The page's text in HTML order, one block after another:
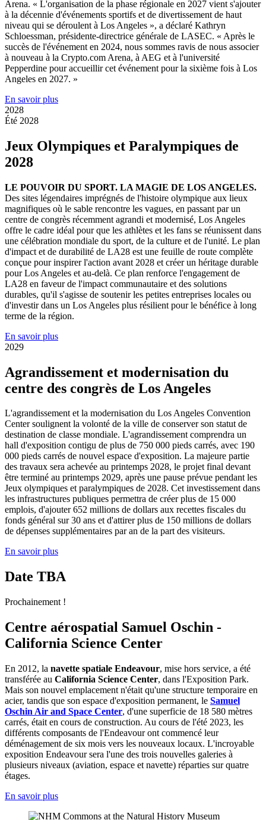
Arena. « L'organisation de la phase régionale en 2027 vient s'ajouter
à la décennie d'événements sportifs et de divertissement de haut
niveau qui se déroulent à Los Angeles », a déclaré Kathryn
Schloessman, présidente-directrice générale de LASEC. « Après le
succès de l'événement en 2024, nous sommes ravis de nous associer
à nouveau à la Crypto.com Arena, à AEG et à l'université
Pepperdine pour accueillir cet événement pour la sixième fois à Los
Angeles en 2027. »
En savoir plus
2028
Été 2028
Jeux Olympiques et Paralympiques de
2028
LE POUVOIR DU SPORT. LA MAGIE DE LOS ANGELES.
Des sites légendaires imprégnés de l'histoire olympique aux lieux
magnifiques où le sable rencontre les vagues, en passant par un
centre de congrès récemment agrandi et modernisé, Los Angeles
offre le cadre idéal pour que les athlètes et les fans se réunissent dans
une célébration mondiale du sport, de la culture et de l'unité. Le plan
d'impact et de durabilité de LA28 est une feuille de route complète
conçue pour inspirer l'action avant 2028 et créer un héritage durable
pour Los Angeles et au-delà. Ce plan renforce l'engagement de
LA28 en faveur de l'impact communautaire et des solutions
durables, qu'il s'agisse de soutenir les petites entreprises locales ou
d'investir dans un Los Angeles plus résilient pour le bénéfice à long
terme de la région.
En savoir plus
2029
Agrandissement et modernisation du
centre des congrès de Los Angeles
L'agrandissement et la modernisation du Los Angeles Convention
Center soulignent la volonté de la ville de conserver son statut de
destination de classe mondiale. L'agrandissement comprendra un
hall d'exposition contigu de plus de 750 000 pieds carrés, avec 190
000 pieds carrés de nouvel espace d'exposition. La majeure partie
des travaux sera achevée au printemps 2028, le projet final devant
être terminé au printemps 2029, après une pause prévue pendant les
Jeux olympiques et paralympiques de 2028. Cet investissement dans
les infrastructures publiques permettra de créer plus de 15 000
emplois, d'ajouter 652 millions de dollars aux recettes fiscales du
fonds général sur 30 ans et d'attirer plus de 150 millions de dollars
de dépenses supplémentaires par an de la part des visiteurs.
En savoir plus
Date TBA
Prochainement !
Centre aérospatial Samuel Oschin -
California Science Center
En 2012, la navette spatiale Endeavour, mise hors service, a été
transférée au California Science Center, dans l'Exposition Park.
Mais son nouvel emplacement n'était qu'une structure temporaire en
acier, tandis que son espace d'exposition permanent, le Samuel
Oschin Air and Space Center, d'une superficie de 18 580 mètres
carrés, était en cours de construction. Au cours de l'été 2023, les
différents composants de l'Endeavour ont commencé leur
déménagement de six mois vers les nouveaux locaux. L'incroyable
exposition Endeavour sera l'une des trois nouvelles galeries à
plusieurs niveaux (aviation, espace et navette) réparties sur quatre
étages.
En savoir plus